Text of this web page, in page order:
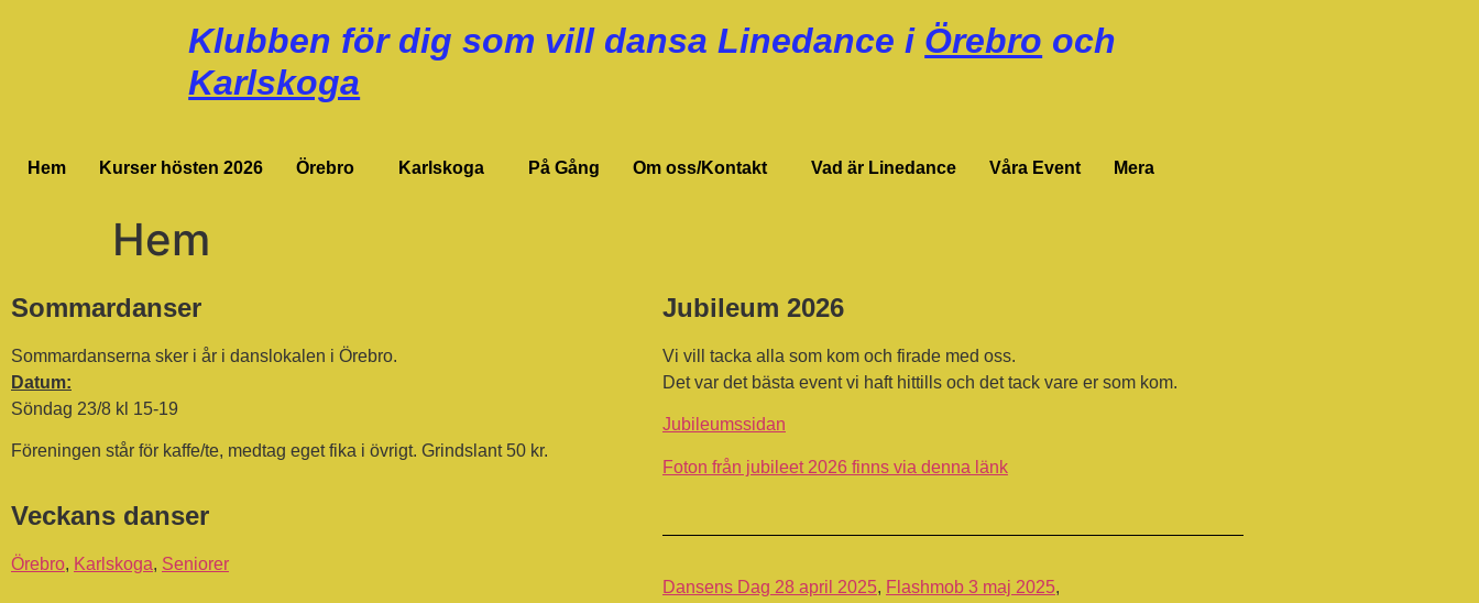
Klubben för dig som vill dansa Linedance i Örebro och
Karlskoga
Hem Kurser hösten 2026 Örebro Karlskoga På Gång Om oss/Kontakt Vad är Linedance Våra Event Mera
Hem
Sommardanser
Sommardanserna sker i år i danslokalen i Örebro.
Datum:
Söndag 23/8 kl 15-19
Föreningen står för kaffe/te, medtag eget fika i övrigt. Grindslant 50 kr.
Veckans danser
Örebro, Karlskoga, Seniorer
Jubileum 2026
Vi vill tacka alla som kom och firade med oss.
Det var det bästa event vi haft hittills och det tack vare er som kom.
Jubileumssidan
Foton från jubileet 2026 finns via denna länk
Dansens Dag 28 april 2025, Flashmob 3 maj 2025,